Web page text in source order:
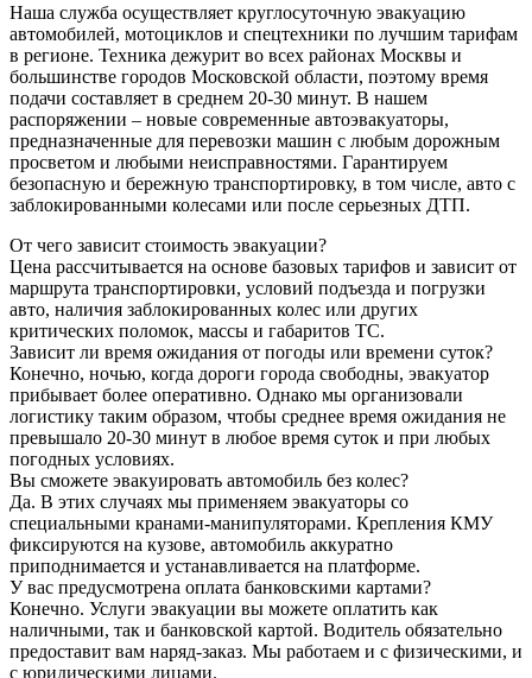
Наша служба осуществляет круглосуточную эвакуацию
автомобилей, мотоциклов и спецтехники по лучшим тарифам
в регионе. Техника дежурит во всех районах Москвы и
большинстве городов Московской области, поэтому время
подачи составляет в среднем 20-30 минут. В нашем
распоряжении – новые современные автоэвакуаторы,
предназначенные для перевозки машин с любым дорожным
просветом и любыми неисправностями. Гарантируем
безопасную и бережную транспортировку, в том числе, авто с
заблокированными колесами или после серьезных ДТП.
От чего зависит стоимость эвакуации?
Цена рассчитывается на основе базовых тарифов и зависит от
маршрута транспортировки, условий подъезда и погрузки
авто, наличия заблокированных колес или других
критических поломок, массы и габаритов ТС.
Зависит ли время ожидания от погоды или времени суток?
Конечно, ночью, когда дороги города свободны, эвакуатор
прибывает более оперативно. Однако мы организовали
логистику таким образом, чтобы среднее время ожидания не
превышало 20-30 минут в любое время суток и при любых
погодных условиях.
Вы сможете эвакуировать автомобиль без колес?
Да. В этих случаях мы применяем эвакуаторы со
специальными кранами-манипуляторами. Крепления КМУ
фиксируются на кузове, автомобиль аккуратно
приподнимается и устанавливается на платформе.
У вас предусмотрена оплата банковскими картами?
Конечно. Услуги эвакуации вы можете оплатить как
наличными, так и банковской картой. Водитель обязательно
предоставит вам наряд-заказ. Мы работаем и с физическими, и
с юридическими лицами.